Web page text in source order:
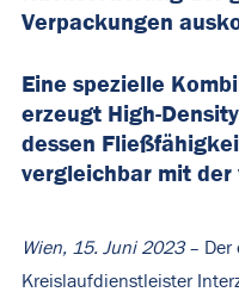
Verpackungen
Eine spezielle
erzeugt High-
dessen
vergleichbar mit
Wien, 15. Juni 2023– Der
Kreislaufdienstleister